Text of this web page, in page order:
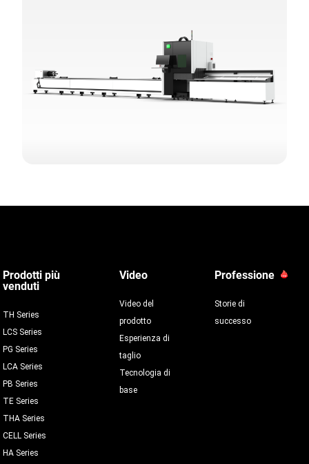
Prodotti più
venduti
TH Series
LCS Series
PG Series
LCA Series
PB Series
TE Series
THA Series
CELL Series
HA Series
Video
Video del
prodotto
Esperienza di
taglio
Tecnologia di
base
Professione
Storie di
successo